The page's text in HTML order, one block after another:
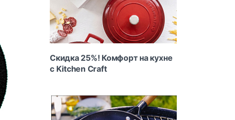
Скидка 25%! Комфорт на кухне
с Kitchen Craft